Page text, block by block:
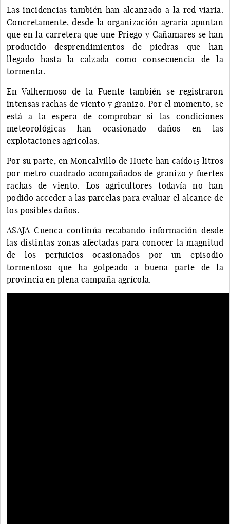
Las incidencias también han alcanzado a la red viaria.
Concretamente, desde la organización agraria apuntan
que en la carretera que une Priego y Cañamares se han
producido desprendimientos de piedras que han
llegado hasta la calzada como consecuencia de la
tormenta.
En Valhermoso de la Fuente también se registraron
intensas rachas de viento y granizo. Por el momento, se
está a la espera de comprobar si las condiciones
meteorológicas han ocasionado daños en las
explotaciones agrícolas.
Por su parte, en Moncalvillo de Huete han caído15 litros
por metro cuadrado acompañados de granizo y fuertes
rachas de viento. Los agricultores todavía no han
podido acceder a las parcelas para evaluar el alcance de
los posibles daños.
ASAJA Cuenca continúa recabando información desde
las distintas zonas afectadas para conocer la magnitud
de los perjuicios ocasionados por un episodio
tormentoso que ha golpeado a buena parte de la
provincia en plena campaña agrícola.